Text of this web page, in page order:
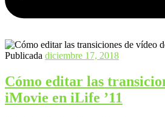
Publicada diciembre 17, 2018
Cómo editar las
iMovie en iLife ’11